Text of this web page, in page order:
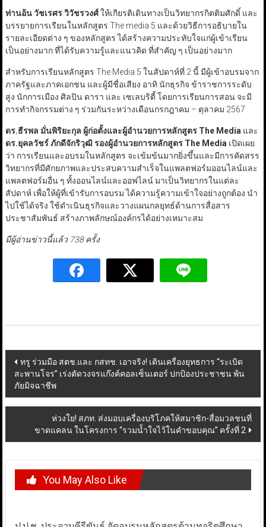
ท่านอ้น วัชเรศร วิวัชรวงศ์ให้เกียรติเดินทางเป็นวิทยากรกิตติมศักดิ์ และ
บรรยายการเรียนในหลักสูตร The media 5 และด้วยวิธีการอธิบายใน
รายละเอียดต่าง ๆ ของหลักสูตร ได้สร้างความประทับใจแก่ผู้เข้าเรียน
เป็นอย่างมาก ที่ได้รับความรู้และแนวคิด ที่สำคัญ ๆ เป็นอย่างมาก
สำหรับการเรียนหลักสูตร The Media 5 ในสัปดาห์ที่ 2 นี้ มีผู้เข้าอบรมจาก
ภาครัฐและภาคเอกชน และผู้มีชื่อเสียง อาทิ นักธุรกิจ ข้าราชการระดับ
สูง นักการเมือง ศิลปิน ดารา และ เซเลบริตี้ โดยการเรียนการสอน จะมี
การทำกิจกรรมต่าง ๆ ร่วมกันระหว่างเดือนกรกฎาคม – ตุลาคม 2567
ดร.ธีรพล มั่นพิริยะกุล ผู้ก่อตั้งและผู้อำนวยการหลักสูตร The Mediaและ
ดร.ยุคลวัชร์ ภักดีจักริวุฒิ รองผู้อำนวยการหลักสูตร The Mediaเปิดเผย
ว่า การเรียนและอบรมในหลักสูตร จะเข้มข้นมากยิ่งขึ้นและมีการคัดสรร
วิทยากรที่มีศักยภาพและประสบความสำเร็จในแพลตฟอร์มออนไลน์และ
แพลตฟอร์มอื่น ๆ ทั้งออนไลน์และออฟไลน์ มาเป็นวิทยากรในแต่ละ
สัปดาห์ เพื่อให้ผู้ที่เข้ารับการอบรม ได้ความรู้ความเข้าใจอย่างถูกต้อง นำ
ไปใช้ได้จริง ใช้ดำเนินธุรกิจและวางแผนกลยุทธ์ด้านการสื่อสาร
ประชาสัมพันธ์ สร้างภาพลักษณ์องค์กรได้อย่างเหมาะสม
มีผู้อ่านข่าวนี้แล้ว 738 ครั้ง
Post
navigation
ทรู ร่วมมือ สตช.และ กสทช. เอาจริง! เดินเครื่องยุทธการ “ระเบิด
สะพานโจร” เร่งตัดวงจรแก๊งค์คอลเซ็นเตอร์ ปกป้องประชาชน พ้น
ภัยมิจฉาชีพ
ห่วงใย! สภท. ส่งมอบเครื่องบริโภคให้สมาชิก-สื่อมวลชนที่
ขาดแคลน ในโครงการ “รวมน้ำใจไว้ในคำขอบคุณ” ครั้งที่ 2
You May Also Like